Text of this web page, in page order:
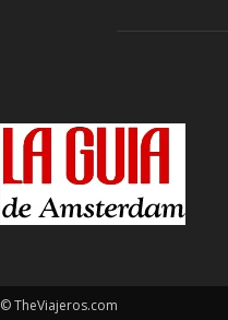
© TheViajeros.com